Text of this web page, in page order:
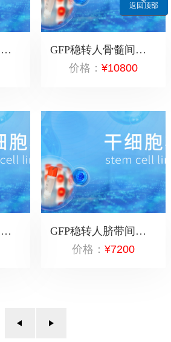
GFP稳转人脐带间充质干细胞（P4代）5×10^6
GFP稳转人骨髓间充质干细胞（P4代）5×10^6
价格： ¥10800
GFP稳转人脂肪间充质干细胞（P3代）2管×10^6
GFP稳转人脐带间充质干细胞（P3代）2管×10^6
价格： ¥7200
返回顶部